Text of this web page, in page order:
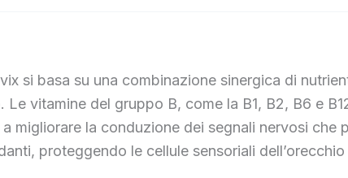
si basa su una combinazione sinergica di
Le vitamine del gruppo B, come la B1, B2, B6 e
migliorare la conduzione dei segnali nervosi che
proteggendo le cellule sensoriali